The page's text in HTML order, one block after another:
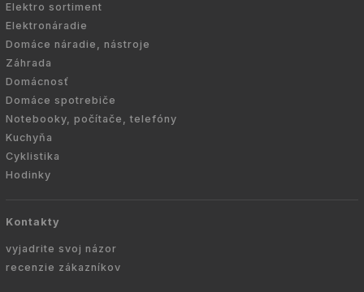
Elektro sortiment
Elektronáradie
Domáce náradie, nástroje
Záhrada
Domácnosť
Domáce spotrebiče
Notebooky, počítače, telefóny
Kuchyňa
Cyklistika
Hodinky
Kontakty
vyjadrite svoj názor
recenzie zákazníkov